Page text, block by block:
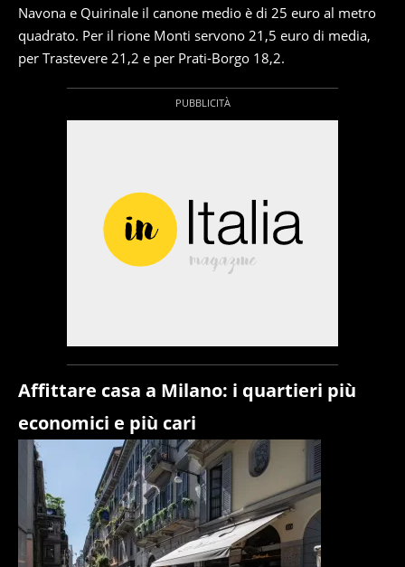
Navona e Quirinale il canone medio è di 25 euro al metro
quadrato. Per il rione Monti servono 21,5 euro di media,
per Trastevere 21,2 e per Prati-Borgo 18,2.
Affittare casa a Milano: i quartieri più
economici e più cari